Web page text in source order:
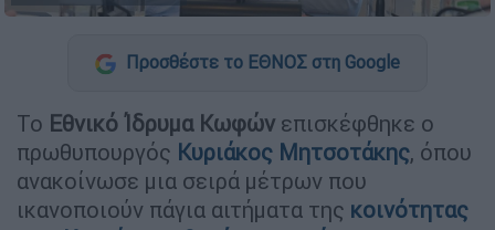
Προσθέστε το ΕΘΝΟΣ στη Google
Το Εθνικό Ίδρυμα Κωφών επισκέφθηκε ο
πρωθυπουργός Κυριάκος Μητσοτάκης, όπου
ανακοίνωσε μια σειρά μέτρων που
ικανοποιούν πάγια αιτήματα της κοινότητας